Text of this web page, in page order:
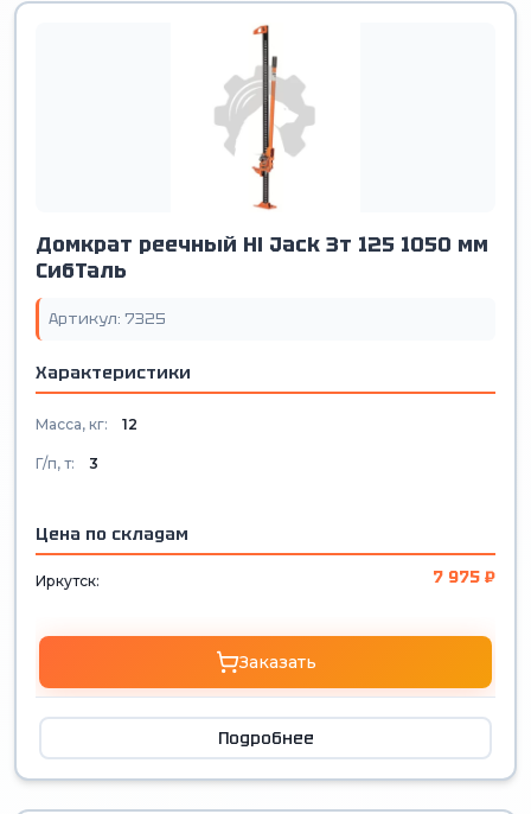
Домкрат реечный Hi Jack 3т 125 1050 мм
СибТаль
Артикул: 7325
Характеристики
Масса, кг: 12
Г/п, т: 3
Цена по складам
Иркутск: 7 975 ₽
Заказать
Подробнее